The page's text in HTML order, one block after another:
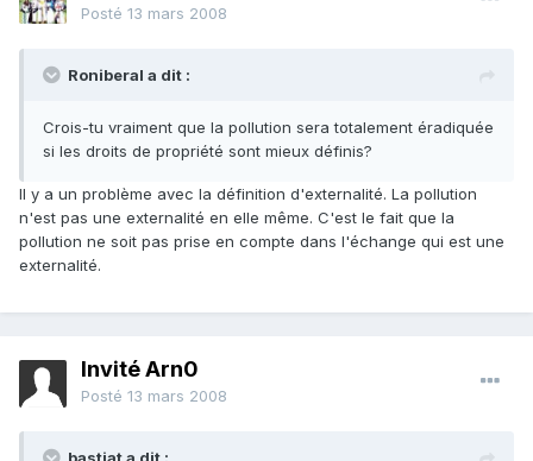
Posté 13 mars 2008
Roniberal a dit :
Crois-tu vraiment que la pollution sera totalement éradiquée
si les droits de propriété sont mieux définis?
Il y a un problème avec la définition d'externalité. La pollution
n'est pas une externalité en elle même. C'est le fait que la
pollution ne soit pas prise en compte dans l'échange qui est une
externalité.
Invité Arn0
Posté 13 mars 2008